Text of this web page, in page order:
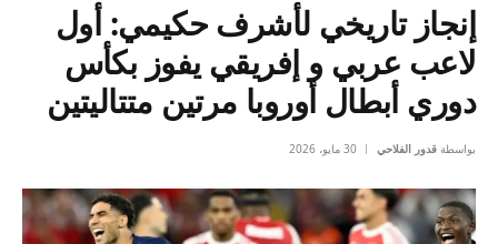
إنجاز تاريخي لأشرف حكيمي: أول
لاعب عربي و إفريقي يفوز بكأس
دوري أبطال أوروبا مرتين متتاليتين
بواسطة قدور الفلاحي 30 مايو، 2026